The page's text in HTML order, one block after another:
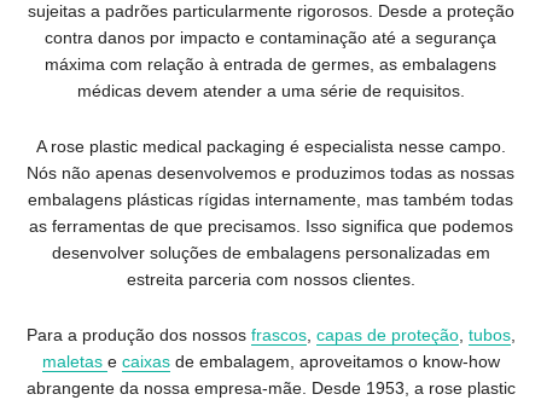
sujeitas a padrões particularmente rigorosos. Desde a proteção
contra danos por impacto e contaminação até a segurança
máxima com relação à entrada de germes, as embalagens
médicas devem atender a uma série de requisitos.
A rose plastic medical packaging é especialista nesse campo.
Nós não apenas desenvolvemos e produzimos todas as nossas
embalagens plásticas rígidas internamente, mas também todas
as ferramentas de que precisamos. Isso significa que podemos
desenvolver soluções de embalagens personalizadas em
estreita parceria com nossos clientes.
Para a produção dos nossos frascos, capas de proteção, tubos,
maletas e caixasde embalagem, aproveitamos o know-how
abrangente da nossa empresa-mãe. Desde 1953, a rose plastic